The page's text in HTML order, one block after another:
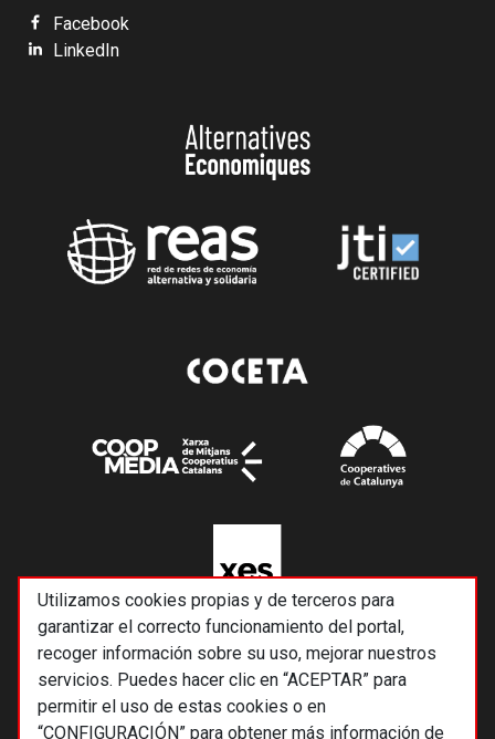
Utilizamos cookies propias y de terceros para
garantizar el correcto funcionamiento del portal,
recoger información sobre su uso, mejorar nuestros
servicios. Puedes hacer clic en “ACEPTAR” para
permitir el uso de estas cookies o en
“CONFIGURACIÓN” para obtener más información de
Facebook
LinkedIn